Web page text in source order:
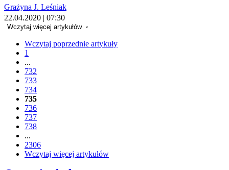
Grażyna J. Leśniak
22.04.2020 | 07:30
Wczytaj więcej artykułów
Wczytaj poprzednie artykuły
1
...
732
733
734
735
736
737
738
...
2306
Wczytaj więcej artykułów